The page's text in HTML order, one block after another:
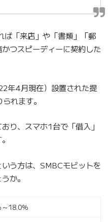
ば「来店」や「書類」「郵
つスピーディーに契約した
年4月現在）設置された提
れます。
り、スマホ1台で「借入」
う方は、SMBCモビットを
か。
18.0％